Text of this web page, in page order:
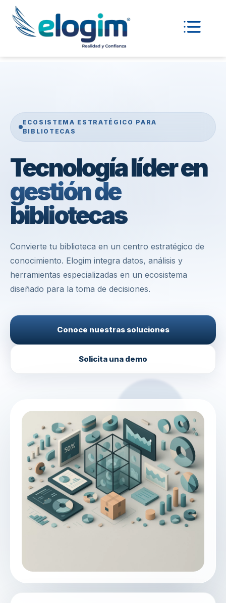
ECOSISTEMA ESTRATÉGICO PARA
BIBLIOTECAS
Tecnología líder en
gestión de
bibliotecas
Convierte tu biblioteca en un centro estratégico de
conocimiento. Elogim integra datos, análisis y
herramientas especializadas en un ecosistema
diseñado para la toma de decisiones.
Conoce nuestras soluciones
Solicita una demo